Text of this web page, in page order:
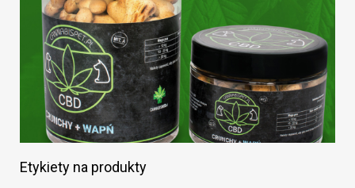
Etykiety na produkty